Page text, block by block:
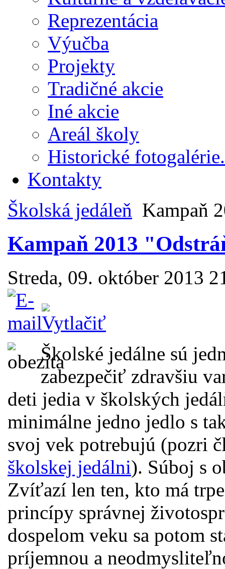
Reprezentácia
Výučba
Projekty
Tradičné akcie
Iné akcie
Areál školy
Historické
Kontakty
Školská jedáleň Kampaň
Kampaň 2013
Streda, 09. október 2013
Školské jedálne sú
zabezpečiť zdravšiu
deti jedia v školských
minimálne jedno jedlo s
svoj vek potrebujú (pozri
školskej jedálni). Súboj s
Zvíťazí len ten, kto má
princípy správnej
dospelom veku sa potom
príjemnou a